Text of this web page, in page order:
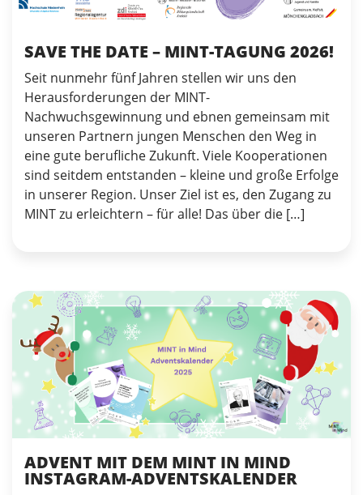
SAVE THE DATE – MINT-TAGUNG 2026!
Seit nunmehr fünf Jahren stellen wir uns den
Herausforderungen der MINT-
Nachwuchsgewinnung und ebnen gemeinsam mit
unseren Partnern jungen Menschen den Weg in
eine gute berufliche Zukunft. Viele Kooperationen
sind seitdem entstanden – kleine und große Erfolge
in unserer Region. Unser Ziel ist es, den Zugang zu
MINT zu erleichtern – für alle! Das über die […]
ADVENT MIT DEM MINT IN MIND
INSTAGRAM-ADVENTSKALENDER